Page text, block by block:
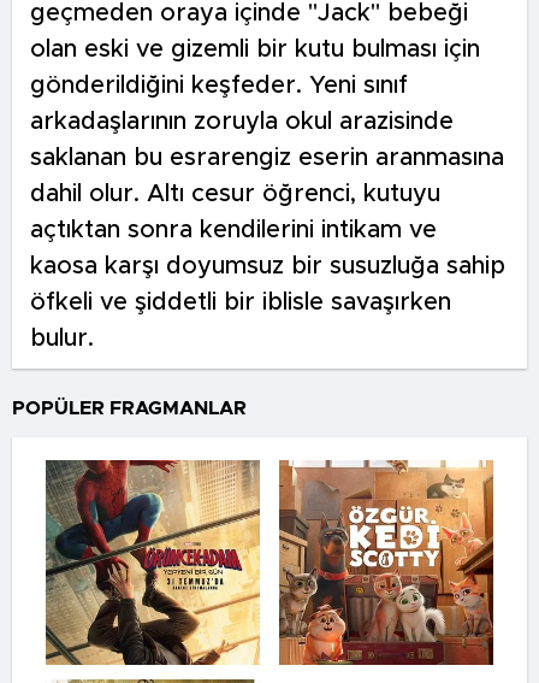
geçmeden oraya içinde "Jack" bebeği
olan eski ve gizemli bir kutu bulması için
gönderildiğini keşfeder. Yeni sınıf
arkadaşlarının zoruyla okul arazisinde
saklanan bu esrarengiz eserin aranmasına
dahil olur. Altı cesur öğrenci, kutuyu
açtıktan sonra kendilerini intikam ve
kaosa karşı doyumsuz bir susuzluğa sahip
öfkeli ve şiddetli bir iblisle savaşırken
bulur.
POPÜLER FRAGMANLAR